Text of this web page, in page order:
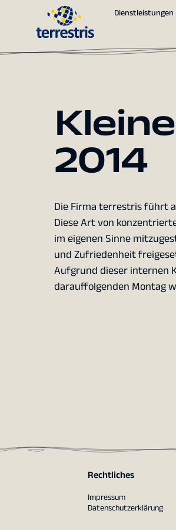
Dienstleistungen
2014
Die Firma terrestris führt
Diese Art von
im eigenen Sinne
und Zufriedenheit
Aufgrund dieser internen
darauffolgenden Montag
Rechtliches
Impressum
Datenschutzerklärung